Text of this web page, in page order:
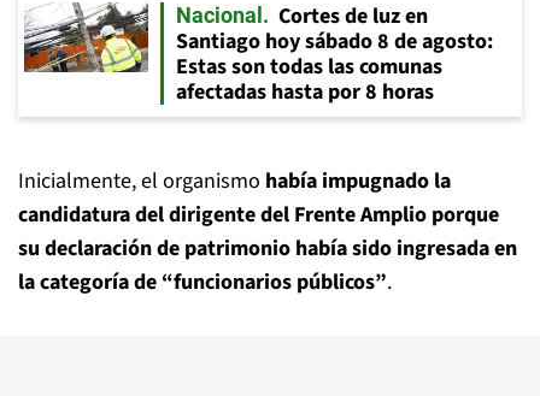
Nacional
Cortes de luz en
Santiago hoy sábado 8 de agosto:
Estas son todas las comunas
afectadas hasta por 8 horas
Inicialmente, el organismo había impugnado la
candidatura del dirigente del Frente Amplio porque
su declaración de patrimonio había sido ingresada en
la categoría de “funcionarios públicos”.